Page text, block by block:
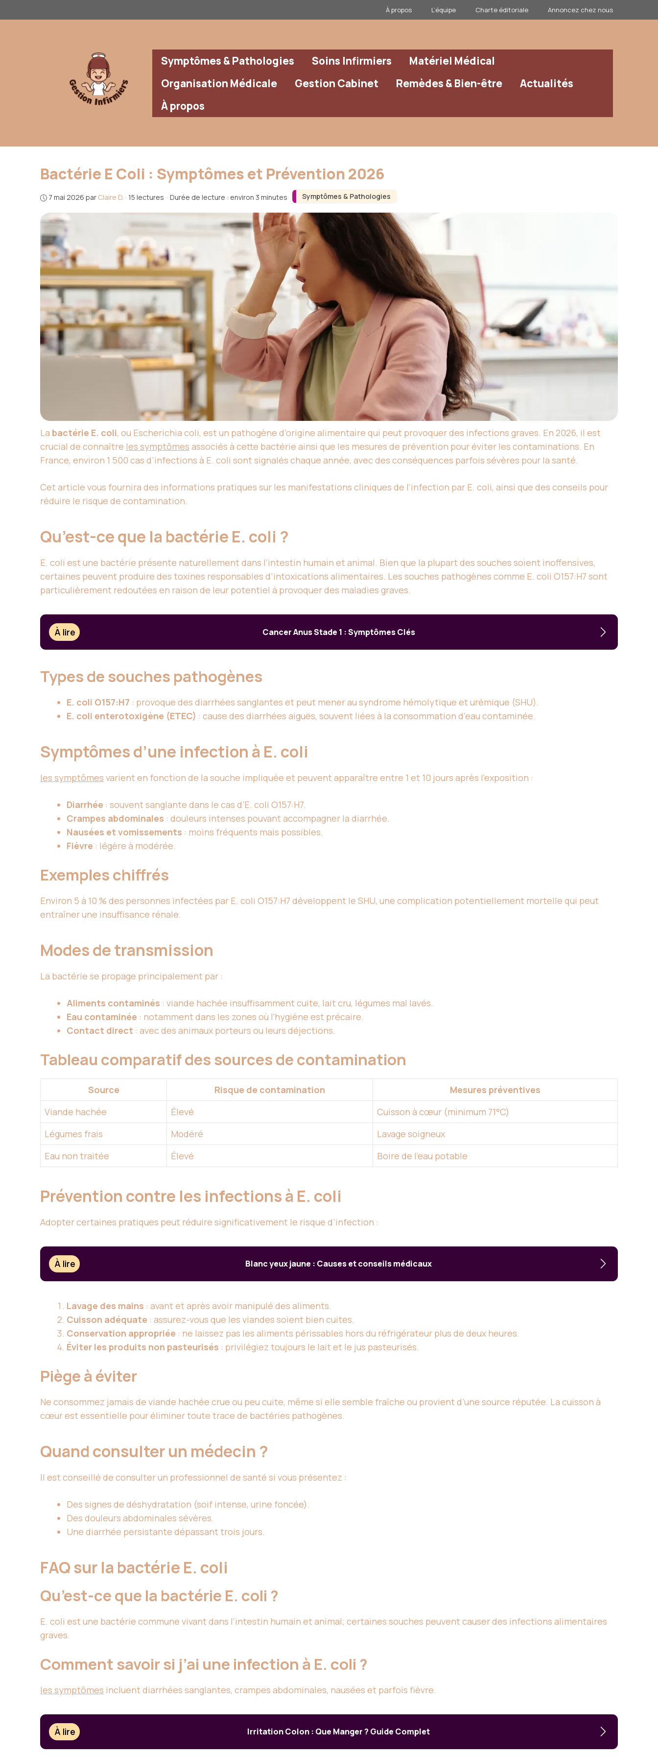
au
À propos L’équipe Charte éditoriale Annoncez chez nous
Symptômes & Pathologies Soins Infirmiers
Matériel Médical
Organisation Médicale
Gestion Cabinet Remèdes & Bien-être
Actualités
À propos
Symptômes & Pathologies
Bactérie E Coli : Symptômes et Prévention 2026
7 mai 2026 par Claire D. · 15 lectures · Durée de lecture : environ 3 minutes
La bactérie E. coli, ou Escherichia coli, est un pathogène d’origine alimentaire qui peut provoquer des infections graves. En 2026, il est
crucial de connaître les symptômes associés à cette bactérie ainsi que les mesures de prévention pour éviter les contaminations. En
France, environ 1 500 cas d’infections à E. coli sont signalés chaque année, avec des conséquences parfois sévères pour la santé.
Cet article vous fournira des informations pratiques sur les manifestations cliniques de l’infection par E. coli, ainsi que des conseils pour
réduire le risque de contamination.
Qu’est-ce que la bactérie E. coli ?
E. coli est une bactérie présente naturellement dans l’intestin humain et animal. Bien que la plupart des souches soient inoffensives,
certaines peuvent produire des toxines responsables d’intoxications alimentaires. Les souches pathogènes comme E. coli O157:H7 sont
particulièrement redoutées en raison de leur potentiel à provoquer des maladies graves.
À lire Cancer Anus Stade 1 : Symptômes Clés
Types de souches pathogènes
E. coli O157:H7 : provoque des diarrhées sanglantes et peut mener au syndrome hémolytique et urémique (SHU).
E. coli enterotoxigène (ETEC) : cause des diarrhées aiguës, souvent liées à la consommation d’eau contaminée.
Symptômes d’une infection à E. coli
les symptômes varient en fonction de la souche impliquée et peuvent apparaître entre 1 et 10 jours après l’exposition :
Diarrhée : souvent sanglante dans le cas d’E. coli O157:H7.
Crampes abdominales : douleurs intenses pouvant accompagner la diarrhée.
Nausées et vomissements : moins fréquents mais possibles.
Fièvre : légère à modérée.
Exemples chiffrés
Environ 5 à 10 % des personnes infectées par E. coli O157:H7 développent le SHU, une complication potentiellement mortelle qui peut
entraîner une insuffisance rénale.
Modes de transmission
La bactérie se propage principalement par :
Aliments contaminés : viande hachée insuffisamment cuite, lait cru, légumes mal lavés.
Eau contaminée : notamment dans les zones où l’hygiène est précaire.
Contact direct : avec des animaux porteurs ou leurs déjections.
Tableau comparatif des sources de contamination
Source Risque de contamination
Mesures préventives
Viande hachée
Élevé
Cuisson à cœur (minimum 71°C)
Légumes frais
Modéré
Lavage soigneux
Eau non traitée
Élevé Boire de l’eau potable
Prévention contre les infections à E. coli
Adopter certaines pratiques peut réduire significativement le risque d’infection :
À lire Blanc yeux jaune : Causes et conseils médicaux
Lavage des mains : avant et après avoir manipulé des aliments.
Cuisson adéquate : assurez-vous que les viandes soient bien cuites.
Conservation appropriée : ne laissez pas les aliments périssables hors du réfrigérateur plus de deux heures.
Éviter les produits non pasteurisés : privilégiez toujours le lait et le jus pasteurisés.
Piège à éviter
Ne consommez jamais de viande hachée crue ou peu cuite, même si elle semble fraîche ou provient d’une source réputée. La cuisson à
cœur est essentielle pour éliminer toute trace de bactéries pathogènes.
Quand consulter un médecin ?
Il est conseillé de consulter un professionnel de santé si vous présentez :
Des signes de déshydratation (soif intense, urine foncée).
Des douleurs abdominales sévères.
Une diarrhée persistante dépassant trois jours.
FAQ sur la bactérie E. coli
Qu’est-ce que la bactérie E. coli ?
E. coli est une bactérie commune vivant dans l’intestin humain et animal; certaines souches peuvent causer des infections alimentaires
graves.
Comment savoir si j’ai une infection à E. coli ?
les symptômes incluent diarrhées sanglantes, crampes abdominales, nausées et parfois fièvre.
À lire Irritation Colon : Que Manger ? Guide Complet